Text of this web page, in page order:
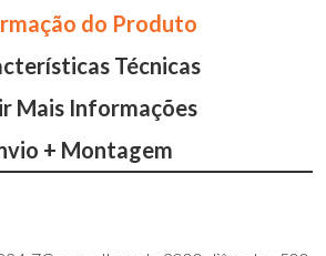
do Produto
Técnicas
Mais Informações
+ Montagem